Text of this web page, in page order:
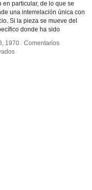
en particular, de lo que se
una interrelación única con
Si la pieza se mueve del
donde ha sido
1970 / Comentarios
en
1970 / Comentarios
en